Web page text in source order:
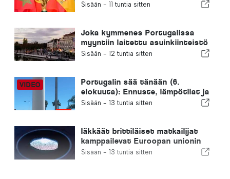
uudelleen Marokon valintaa
kriisin vuoksi
Sisään - 11 tuntia sitten
Joka kymmenes Portugalissa
myyntiin laitettu asuinkiinteistö
myydään alle viikossa
Sisään - 12 tuntia sitten
Portugalin sää tänään (6.
elokuuta): Ennuste, lämpötilat ja
mitä odottaa
Sisään - 13 tuntia sitten
Iäkkäät brittiläiset matkailijat
kamppailevat Euroopan unionin
uusien sormenjälkitarkastusten
Sisään - 13 tuntia sitten